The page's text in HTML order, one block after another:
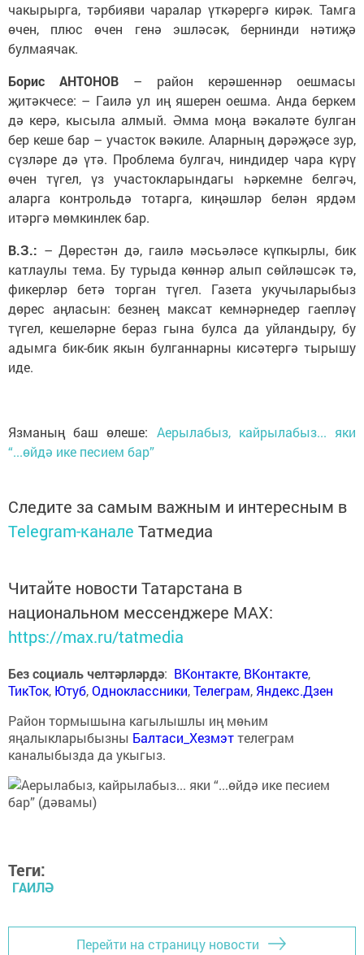
чакырырга, тәрбияви чаралар үткәрергә кирәк. Тамга
өчен, плюс өчен генә эшләсәк, бернинди нәтиҗә
булмаячак.
Борис АНТОНОВ – район керәшеннәр оешмасы
җитәкчесе: – Гаилә ул иң яшерен оешма. Анда беркем
дә керә, кысыла алмый. Әмма моңа вәкаләте булган
бер кеше бар – участок вәкиле. Аларның дәрәҗәсе зур,
сүзләре дә үтә. Проблема булгач, ниндидер чара күрү
өчен түгел, үз участокларындагы һәркемне белгәч,
аларга контрольдә тотарга, киңәшләр белән ярдәм
итәргә мөмкинлек бар.
В.З.: – Дөрестән дә, гаилә мәсьәләсе күпкырлы, бик
катлаулы тема. Бу турыда көннәр алып сөйләшсәк тә,
фикерләр бетә торган түгел. Газета укучыларыбыз
дөрес аңласын: безнең максат кемнәрнедер гаепләү
түгел, кешеләрне бераз гына булса да уйландыру, бу
адымга бик-бик якын булганнарны кисәтергә тырышу
иде.
Язманың баш өлеше: Аерылабыз, кайрылабыз... яки
“...өйдә ике песием бар”
Следите за самым важным и интересным в
Telegram-канале Татмедиа
Читайте новости Татарстана в
национальном мессенджере MАХ:
https://max.ru/tatmedia
Без социаль челтәрләрдә: ВКонтакте, ВКонтакте,
ТикТок, Ютуб,Одноклассники,Телеграм, Яндекс.Дзен
Район тормышына кагылышлы иң мөһим
яңалыкларыбызны Балтаси_Хезмэттелеграм
каналыбызда да укыгыз.
Теги:
ГАИЛӘ
Перейти на страницу новости